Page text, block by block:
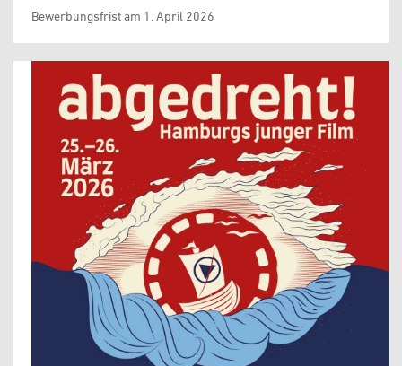
Bewerbungsfrist am 1. April 2026